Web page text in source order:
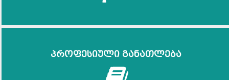
პროფესიული განათლება